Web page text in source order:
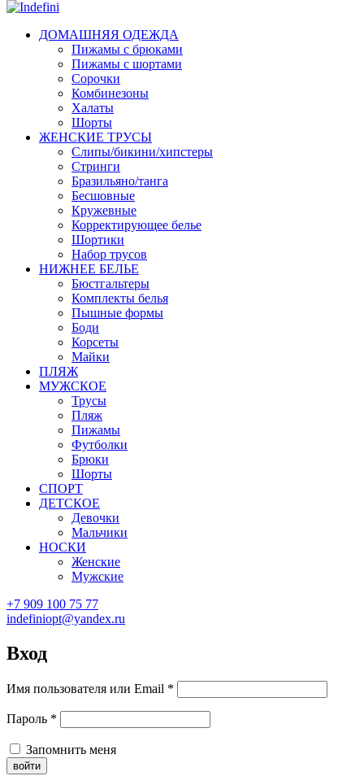
ДОМАШНЯЯ ОДЕЖДА
Пижамы с брюками
Пижамы с шортами
Сорочки
Комбинезоны
Халаты
Шорты
ЖЕНСКИЕ ТРУСЫ
Слипы/бикини/хипстеры
Стринги
Бразильяно/танга
Бесшовные
Кружевные
Корректирующее белье
Шортики
Набор трусов
НИЖНЕЕ БЕЛЬЕ
Бюстгальтеры
Комплекты белья
Пышные формы
Боди
Корсеты
Майки
ПЛЯЖ
МУЖСКОЕ
Трусы
Пляж
Пижамы
Футболки
Брюки
Шорты
СПОРТ
ДЕТСКОЕ
Девочки
Мальчики
НОСКИ
Женские
Мужские
+7 909 100 75 77
indefiniopt@yandex.ru
Вход
Имя пользователя или Email *
Пароль *
Запомнить меня